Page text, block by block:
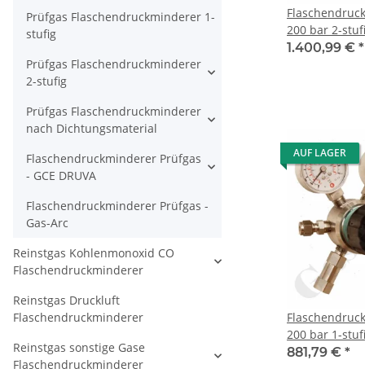
200 bar 2-
regelbar -
1.400,99 € *
AUF LAGER
200 bar 1-
regelbar -
881,79 € *
Prüfgas Flaschendruckminderer 1-
stufig
Prüfgas Flaschendruckminderer
2-stufig
Prüfgas Flaschendruckminderer
nach Dichtungsmaterial
Flaschendruckminderer Prüfgas
- GCE DRUVA
Flaschendruckminderer Prüfgas -
Gas-Arc
Reinstgas Kohlenmonoxid CO
Flaschendruckminderer
Reinstgas Druckluft
Flaschendruckminderer
Reinstgas sonstige Gase
Flaschendruckminderer